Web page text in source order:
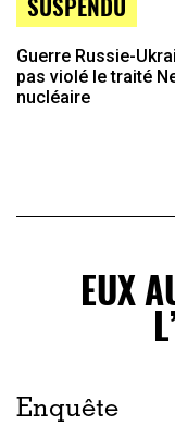
Guerre Russie-
pas violé le traité
nucléaire
EUX
Enquête